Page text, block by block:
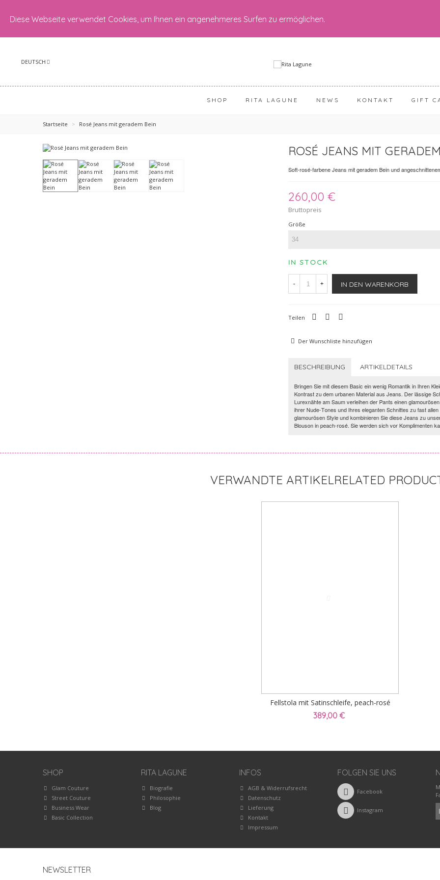
Diese Webseite verwendet Cookies, um Ihnen ein angenehmeres Surfen zu ermöglichen.
DEUTSCH
SHOP RITA LAGUNE NEWS KONTAKT GIFT
Startseite > Rosé Jeans mit geradem Bein
ROSÉ JEANS MIT
Soft-rosé-farbene Jeans mit geradem Bein und
260,00 €
Bruttopreis
Größe
IN STOCK
- + IN DEN WARENKORB
Teilen
Der Wunschliste hinzufügen
BESCHREIBUNG ARTIKELDETAILS
Bringen Sie mit diesem Basic ein wenig Romantik in Ihren
Kontrast zu dem urbanen Material aus Jeans. Der lässige
Lurexnähte am Saum verleihen der Pants einen
ihrer Nude-Tones und Ihres eleganten Schnittes zu fast
glamourösen Style und kombinieren Sie diese Jeans zu
Blouson in peach-rosé. Sie werden sich vor Komplimenten
RELATED
Fellstola mit Satinschleife, peach-rosé
389,00 €
SHOP
Glam Couture
Street Couture
Business Wear
Basic Collection
RITA LAGUNE
Biografie
Philosophie
Blog
INFOS
AGB & Widerrufsrecht
Datenschutz
Lieferung
Kontakt
Impressum
FOLGEN SIE UNS
Facebook
Instagram
NEWSLETTER